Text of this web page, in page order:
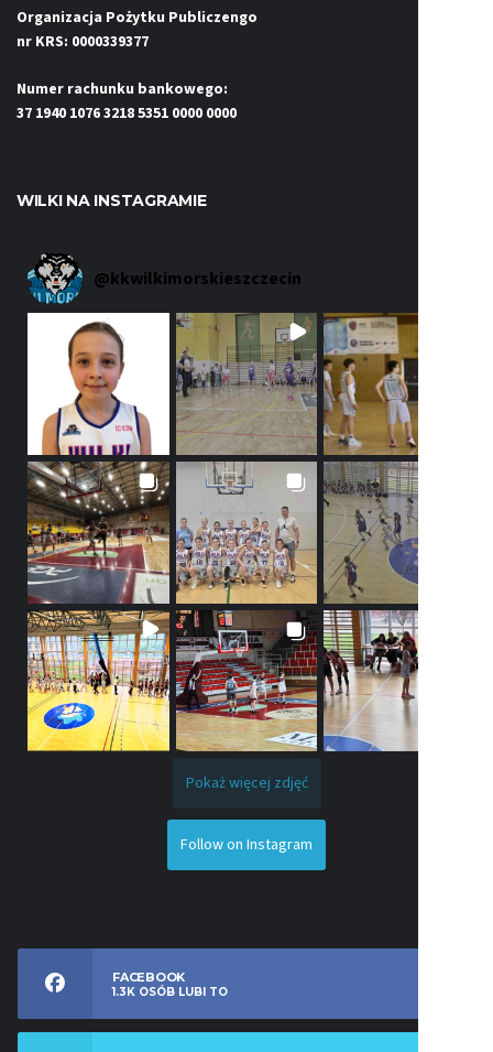
Organizacja Pożytku Publiczengo
nr KRS: 0000339377
Numer rachunku bankowego:
37 1940 1076 3218 5351 0000 0000
WILKI NA INSTAGRAMIE
@kkwilkimorskieszczecin
Pokaż więcej zdjęć
Follow on Instagram
FACEBOOK
1.3K OSÓB LUBI TO